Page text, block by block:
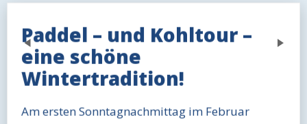
Paddel – und Kohltour –
eine schöne
Wintertradition!
Am ersten Sonntagnachmittag im Februar
Previous Next